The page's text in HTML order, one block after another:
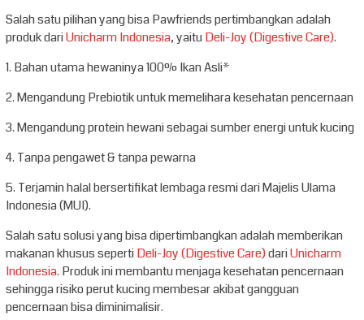
Salah satu pilihan yang bisa Pawfriends pertimbangkan adalah
produk dariUnicharm Indonesia, yaituDeli-Joy (Digestive Care).
1. Bahan utama hewaninya 100% Ikan Asli*
2. Mengandung Prebiotik untuk memelihara kesehatan pencernaan
3. Mengandung protein hewani sebagai sumber energi untuk kucing
4. Tanpa pengawet & tanpa pewarna
5. Terjamin halal bersertifikat lembaga resmi dari Majelis Ulama
Indonesia (MUI).
Salah satu solusi yang bisa dipertimbangkan adalah memberikan
makanan khusus sepertiDeli-Joy (Digestive Care)dariUnicharm
Indonesia. Produk ini membantu menjaga kesehatan pencernaan
sehingga risiko perut kucing membesar akibat gangguan
pencernaan bisa diminimalisir.